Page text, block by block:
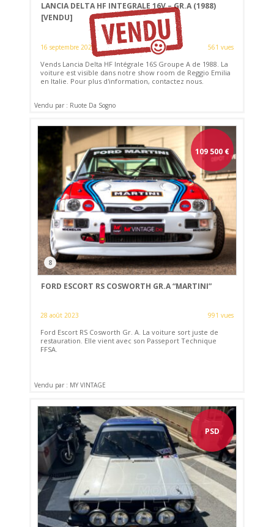
LANCIA DELTA HF INTEGRALE 16V – GR.A (1988)
[VENDU]
16 septembre 2023 561 vues
Vends Lancia Delta HF Intégrale 16S Groupe A de 1988. La
voiture est visible dans notre show room de Reggio Emilia
en Italie. Pour plus d'information, contactez nous.
Vendu par : Ruote Da Sogno
109 500€
8
FORD ESCORT RS COSWORTH GR.A “MARTINI”
28 août 2023 991 vues
Ford Escort RS Cosworth Gr. A. La voiture sort juste de
restauration. Elle vient avec son Passeport Technique
FFSA.
Vendu par : MY VINTAGE
PSD